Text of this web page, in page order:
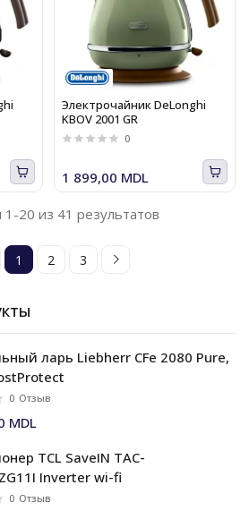
ларь Liebherr CFe 2080 Pure,
0 Отзыв
MDL
TCL SaveIN TAC-
Inverter wi-fi
0 Отзыв
Электрочайник DeLonghi
KBOV 2001 GR
0
1 899,00 MDL
20 из 41 результатов
1 2 3